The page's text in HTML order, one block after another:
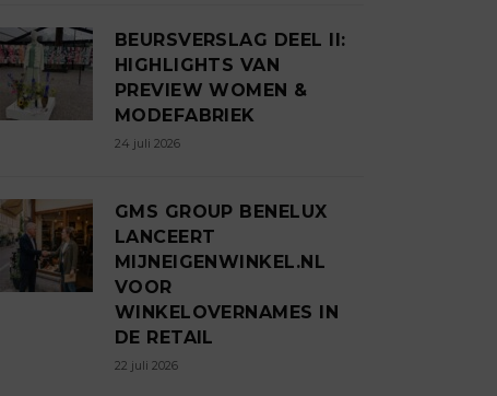
BEURSVERSLAG DEEL II:
HIGHLIGHTS VAN
PREVIEW WOMEN &
MODEFABRIEK
24 juli 2026
GMS GROUP BENELUX
LANCEERT
MIJNEIGENWINKEL.NL
VOOR
WINKELOVERNAMES IN
DE RETAIL
22 juli 2026